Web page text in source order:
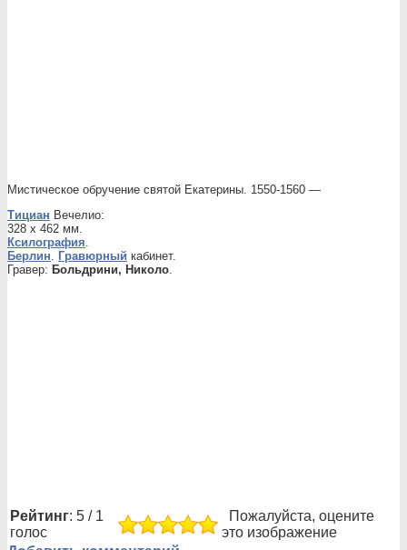
Мистическое обручение святой Екатерины. 1550-1560 —
Тициан Вечелио:
328 х 462 мм.
Ксилография.
Берлин. Гравюрный кабинет.
Гравер: Больдрини, Николо.
Рейтинг: 5 / 1
голос
Пожалуйста, оцените
это изображение